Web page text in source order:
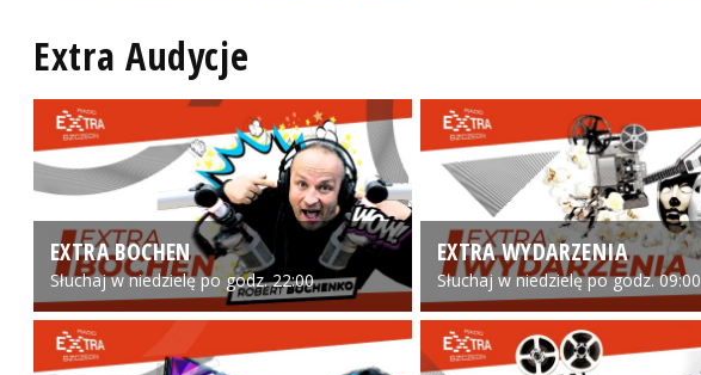
Extra Audycje
EXTRA BOCHEN
Słuchaj w niedzielę po godz. 22:00
EXTRA WYDARZENIA
Słuchaj w niedzielę po godz. 09:00